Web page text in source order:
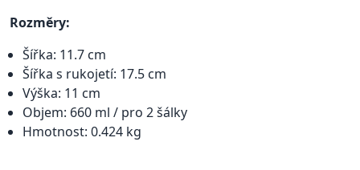
Rozměry:
Šířka: 11.7 cm
Šířka s rukojetí: 17.5 cm
Výška: 11 cm
Objem: 660 ml / pro 2 šálky
Hmotnost: 0.424 kg